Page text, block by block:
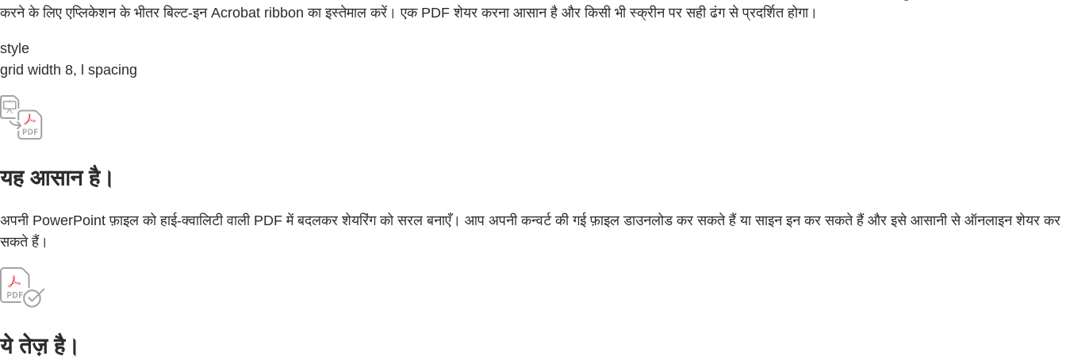
करने के लिए एप्लिकेशन के भीतर बिल्ट-इन Acrobat ribbon का इस्तेमाल करें। एक PDF शेयर करना आसान है और किसी भी स्क्रीन पर सही ढंग से प्रदर्शित होगा।
style
grid width 8, l spacing
यह आसान है।
अपनी PowerPoint फ़ाइल को हाई-क्वालिटी वाली PDF में बदलकर शेयरिंग को सरल बनाएँ। आप अपनी कन्वर्ट की गई फ़ाइल डाउनलोड कर सकते हैं या साइन इन कर सकते हैं और इसे आसानी से ऑनलाइन शेयर कर
सकते हैं।
ये तेज़ है।